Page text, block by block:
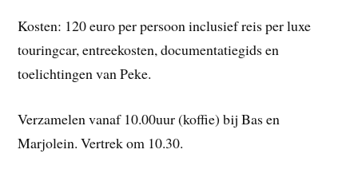
Kosten: 120 euro per persoon inclusief reis per luxe
touringcar, entreekosten, documentatiegids en
toelichtingen van Peke.
Verzamelen vanaf 10.00uur (koffie) bij Bas en
Marjolein. Vertrek om 10.30.